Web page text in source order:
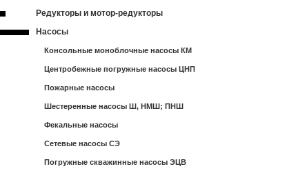
Редукторы и мотор-редукторы
Насосы
Консольные моноблочные насосы КМ
Центробежные погружные насосы ЦНП
Пожарные насосы
Шестеренные насосы Ш, НМШ; ПНШ
Фекальные насосы
Сетевые насосы СЭ
Погружные скважинные насосы ЭЦВ